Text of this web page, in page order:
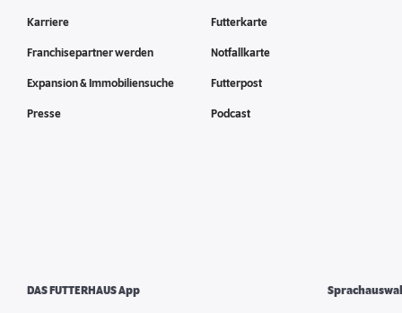
Karriere
Franchisepartner werden
Expansion & Immobiliensuche
Presse
Futterkarte
Notfallkarte
Futterpost
Podcast
DAS FUTTERHAUS App